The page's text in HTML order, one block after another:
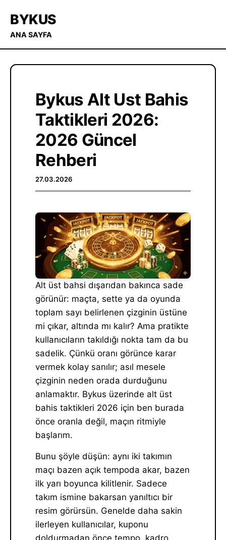
BYKUS
ANA SAYFA
Bykus Alt Ust Bahis
Taktikleri 2026:
2026 Güncel
Rehberi
27.03.2026
Alt üst bahsi dışarıdan bakınca sade
görünür: maçta, sette ya da oyunda
toplam sayı belirlenen çizginin üstüne
mi çıkar, altında mı kalır? Ama pratikte
kullanıcıların takıldığı nokta tam da bu
sadelik. Çünkü oranı görünce karar
vermek kolay sanılır; asıl mesele
çizginin neden orada durduğunu
anlamaktır. Bykus üzerinde alt üst
bahis taktikleri 2026 için ben burada
önce oranla değil, maçın ritmiyle
başlarım.
Bunu şöyle düşün: aynı iki takımın
maçı bazen açık tempoda akar, bazen
ilk yarı boyunca kilitlenir. Sadece
takım ismine bakarsan yanıltıcı bir
resim görürsün. Genelde daha sakin
ilerleyen kullanıcılar, kuponu